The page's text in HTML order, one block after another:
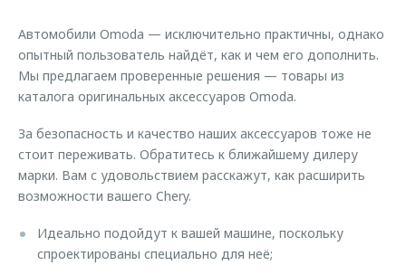
Кредитный калькулятор
Аксессуары
Одежда и сувениры
Оригинальные аксессуары
Запчасти
Трейд-ин
Калькулятор трейд-ин
Клиентская поддержка
O&J Автоклуб
Клуб владельцев OMODA
Приложение O&J
Аксессуары
Оригинальные аксессуары
Запчасти
Обратная связь
Автомобили Omoda — исключительно практичны, однако
опытный пользователь найдёт, как и чем его дополнить.
Мы предлагаем проверенные решения — товары из
каталога оригинальных аксессуаров Omoda.
За безопасность и качество наших аксессуаров тоже не
стоит переживать. Обратитесь к ближайшему дилеру
марки. Вам с удовольствием расскажут, как расширить
возможности вашего Chery.
Идеально подойдут к вашей машине, поскольку
спроектированы специально для неё;